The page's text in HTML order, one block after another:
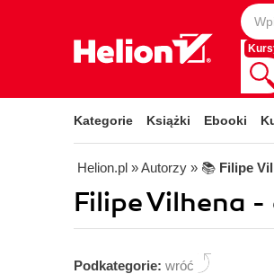
Kategorie Książki Ebooki
Helion.pl » Autorzy » 📚 Filipe
Filipe Vilhena -
Podkategorie: wróć